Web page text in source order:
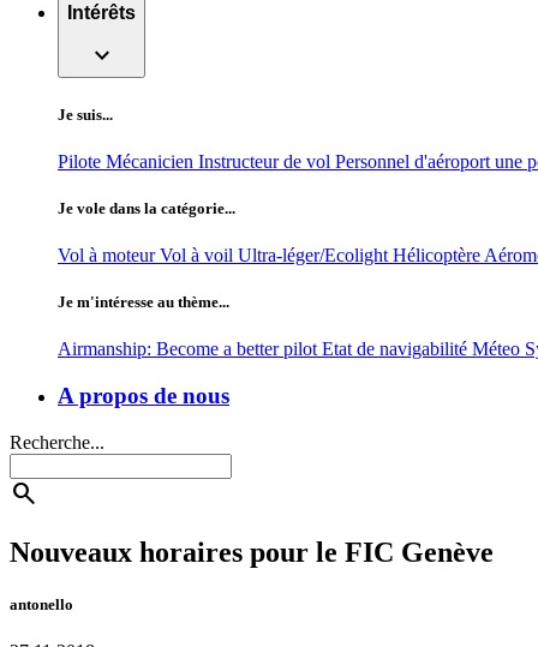
Intérêts
expand_more
Je suis...
Pilote Mécanicien Instructeur de vol Personnel d'aéroport une
Je vole dans la catégorie...
Vol à moteurVol à voil Ultra-léger/Ecolight Hélicoptère
Je m'intéresse au thème...
Airmanship: Become a better pilot Etat de navigabilité Méteo
A propos de nous
Recherche...
search
Nouveaux horaires pour le FIC Genève
antonello